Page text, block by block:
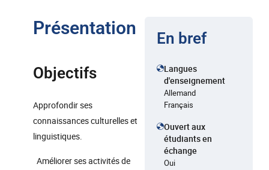
Présentation
Objectifs
Approfondir ses
connaissances culturelles et
linguistiques.
Améliorer ses activités de
En bref
Langues
d'enseignement
Allemand
Français
Ouvert aux
étudiants en
échange
Oui